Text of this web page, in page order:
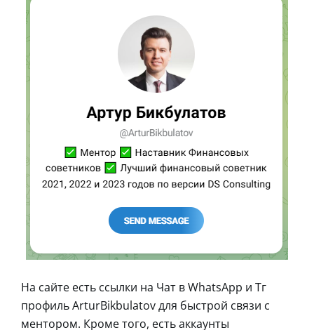
На сайте есть ссылки на Чат в WhatsApp и Тг
профиль ArturBikbulatov для быстрой связи с
ментором. Кроме того, есть аккаунты